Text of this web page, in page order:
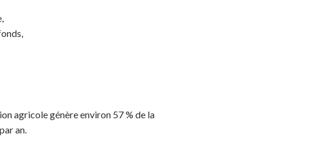
agricole génère environ 57 % de la
an.